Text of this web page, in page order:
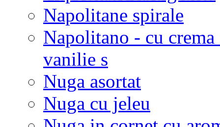
Napolitane spirale
Napolitano - cu crema
vanilie s
Nuga asortat
Nuga cu jeleu